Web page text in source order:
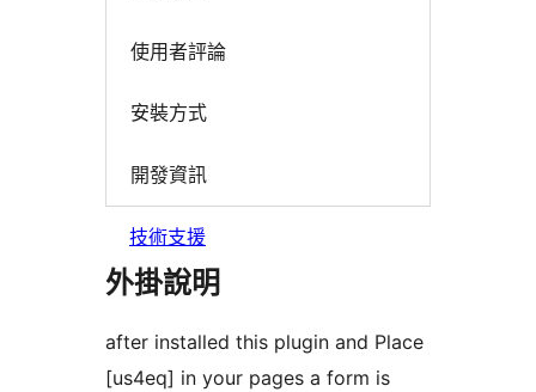
使用者評論
安裝方式
開發資訊
技術支援
外掛說明
after installed this plugin and Place
[us4eq] in your pages a form is